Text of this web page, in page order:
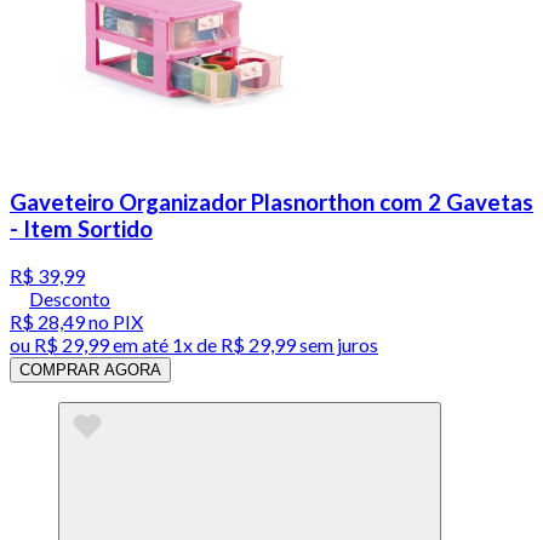
Gaveteiro Organizador Plasnorthon com 2 Gavetas
- Item Sortido
R$ 39,99
Desconto
R$ 28,49no PIX
ou R$ 29,99em até 1x de R$ 29,99sem juros
COMPRAR AGORA